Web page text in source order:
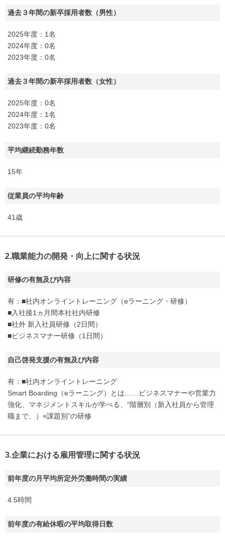
過去３年間の新卒採用者数（男性）
2025年度：1名
2024年度：0名
2023年度：0名
過去３年間の新卒採用者数（女性）
2025年度：0名
2024年度：1名
2023年度：0名
平均継続勤務年数
15年
従業員の平均年齢
41歳
2.職業能力の開発・向上に関する状況
研修の有無及び内容
有：■社内オンライントレーニング（eラーニング・研修）
■入社後1ヵ月間本社社内研修
■社外 新入社員研修（2日間）
■ビジネスマナー研修（1日間）
自己啓発支援の有無及び内容
有：■社内オンライントレーニング
Smart Boarding（eラーニング）とは……ビジネスマナーや営業力
強化、マネジメントスキルが学べる、“階層別（新入社員から管理
職まで、）×課題別”の研修
3.企業における雇用管理に関する状況
前年度の月平均所定外労働時間の実績
4.5時間
前年度の有給休暇の平均取得日数